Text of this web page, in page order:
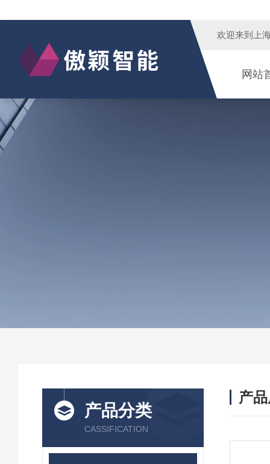
欢迎来到 上
网站
产品分类
CASSIFICATION
产